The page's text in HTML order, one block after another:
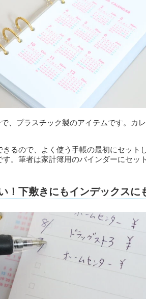
、プラスチック製のアイテムです。カ
るので、よく使う手帳の最初にセット
。筆者は家計簿用のバインダーにセッ
！下敷きにもインデックスに